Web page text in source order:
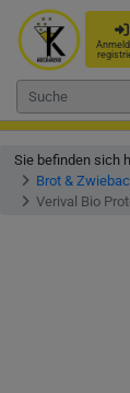
Sie befinden sich
Brot &
Verival Bio